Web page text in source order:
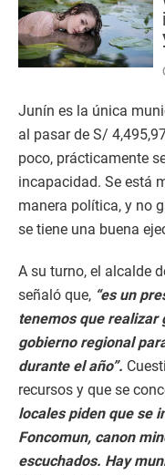
Junín es la única
al pasar de S/
poco, prácticamente
incapacidad. Se está
manera política, y no
se tiene una buena
A su turno, el alcalde
señaló que, “es un
tenemos que realizar
gobierno regional
durante el año”.
recursos y que se
locales piden que se
Foncomun, canon
escuchados. Hay